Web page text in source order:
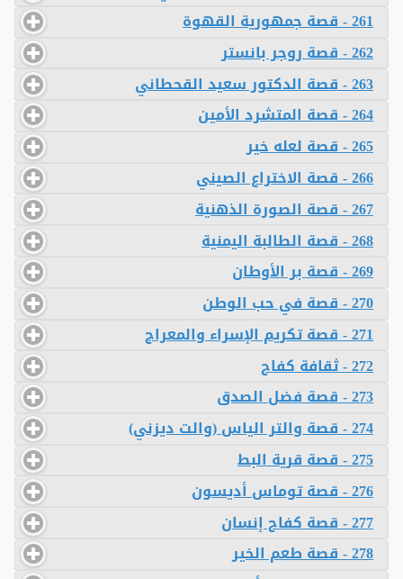
261 - قصة جمهورية القهوة
262 - قصة روجر بانستر
263 - قصة الدكتور سعيد القحطاني
264 - قصة المتشرد الأمين
265 - قصة لعله خير
266 - قصة الاختراع الصيني
267 - قصة الصورة الذهنية
268 - قصة الطالبة اليمنية
269 - قصة بر الأوطان
270 - قصة في حب الوطن
271 - قصة تكريم الإسراء والمعراج
272 - ثقافة كفاح
273 - قصة فضل الصدق
274 - قصة والتر الياس (والت ديزني)
275 - قصة قرية البط
276 - قصة توماس أديسون
277 - قصة كفاح إنسان
278 - قصة طعم الخير